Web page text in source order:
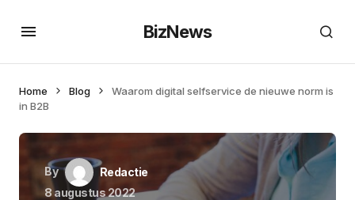
BizNews
Home Blog
Waarom digital selfservice de nieuwe norm is
in B2B
By
Redactie
8 augustus 2022